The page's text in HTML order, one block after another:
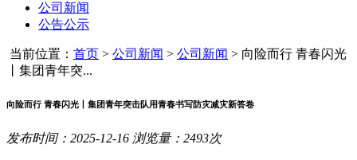
公司新闻
公告公示
当前位置： 首页 > 公司新闻 > 公司新闻 > 向险而行 青春闪光
丨集团青年突...
向险而行 青春闪光丨集团青年突击队用青春书写防灾减灾新答卷
发布时间：2025-12-16 浏览量：2493次